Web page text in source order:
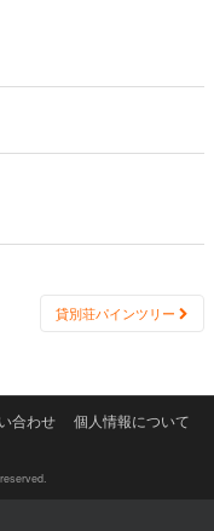
貸別荘パインツリー
合わせ
個人情報について